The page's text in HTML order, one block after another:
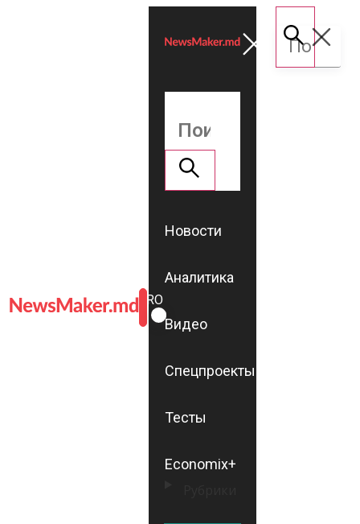
ROMÂNĂ
RU
Новости
Аналитика
Видео
Спецпроекты
Тесты
Economix+